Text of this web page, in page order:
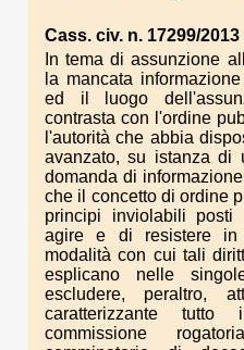
Cass. civ. n. 17299/2013
In tema di assunzione
la mancata
ed il luogo
contrasta con l'ordine
l'autorità che abbia
avanzato, su istanza di
domanda di
che il concetto di ordine
principi inviolabili
agire e di resistere
modalità con cui tali
esplicano nelle
escludere, peraltro,
caratterizzante tutto
commissione